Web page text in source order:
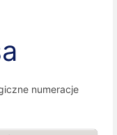
numeracje